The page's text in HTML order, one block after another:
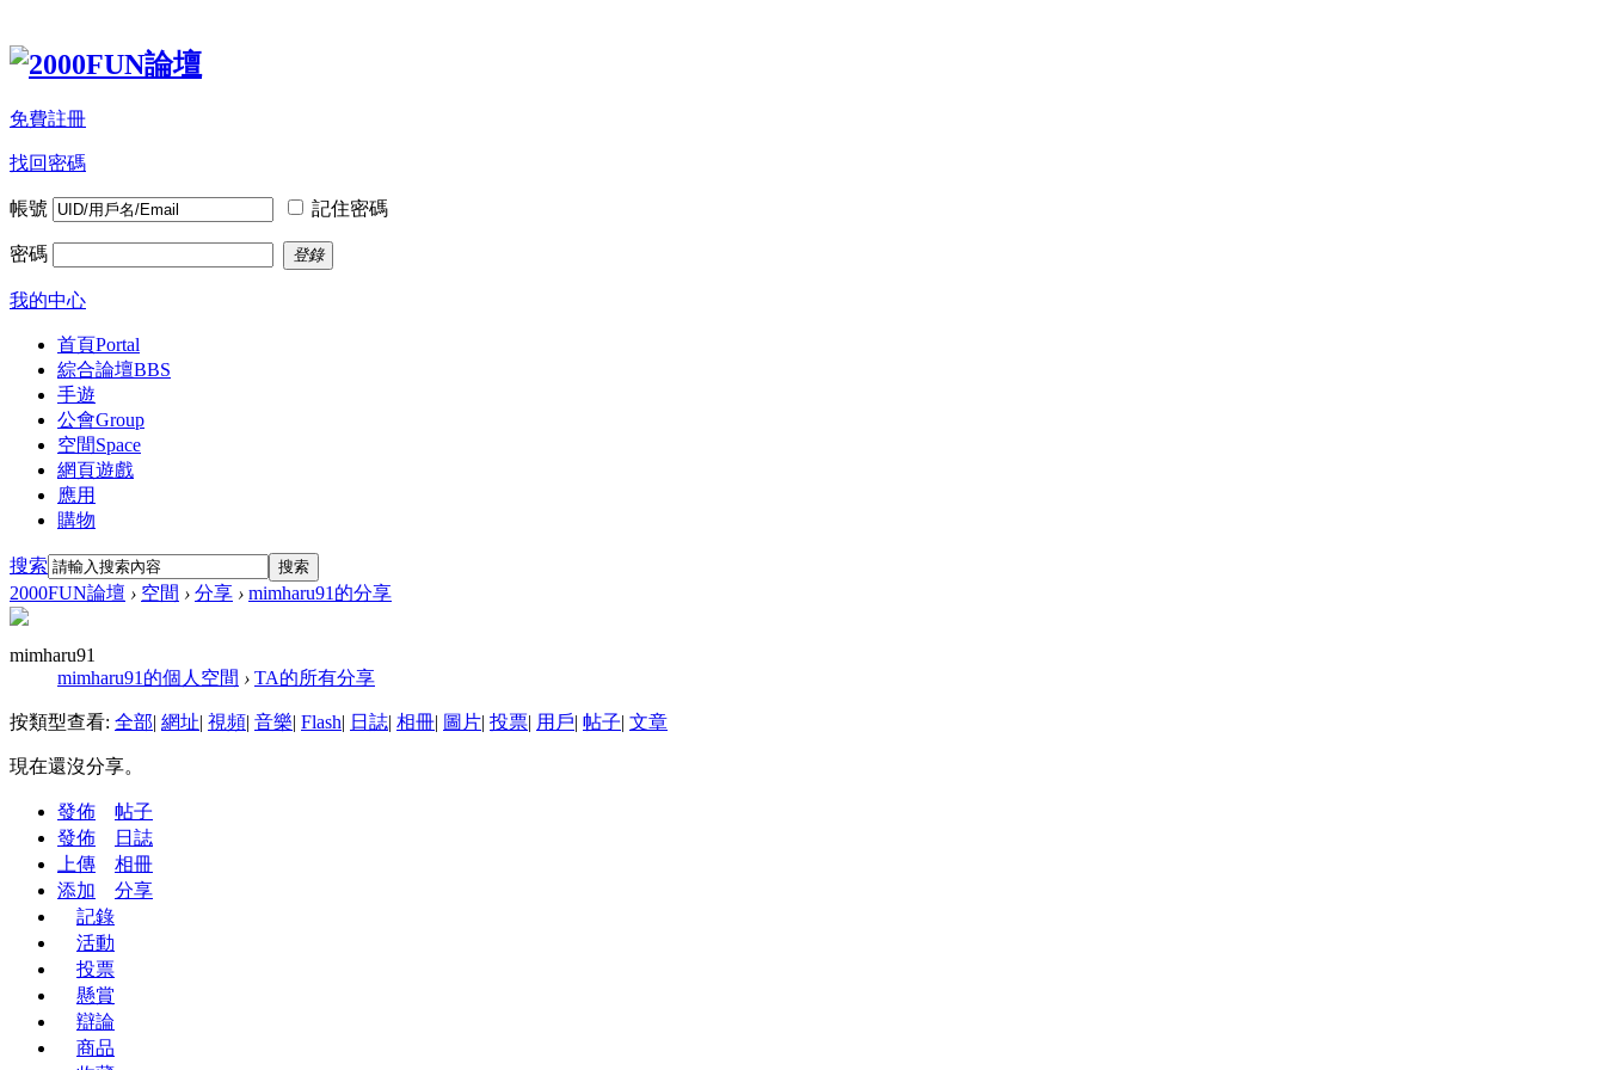
免費註冊
找回密碼
帳號 記住密碼
密碼 登錄
我的中心
首頁Portal
綜合論壇BBS
手遊
公會Group
空間Space
網頁遊戲
應用
購物
搜索 搜索
2000FUN論壇 › 空間 › 分享 › mimharu91的分享
mimharu91
mimharu91的個人空間 › TA的所有分享
按類型查看: 全部| 網址| 視頻| 音樂| Flash| 日誌| 相冊| 圖片| 投票| 用戶| 帖子| 文章
現在還沒分享。
發佈
帖子
發佈
日誌
上傳
相冊
添加
分享
記錄
活動
投票
懸賞
辯論
商品